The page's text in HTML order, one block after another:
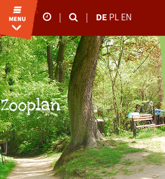
Unsere Öffnungszeiten
26.10.-02.11.2025
09:00-17:00 Uhr
März bis Oktober
09:00 - 18:00 Uhr
November bis Februar
09:00 - 16:00 Uhr
| | DE PLEN
Zooplan